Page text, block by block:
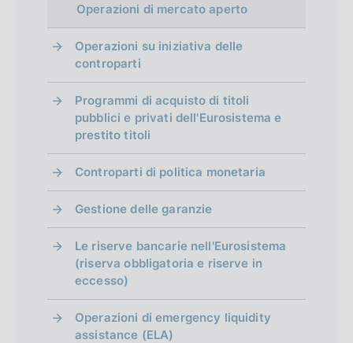
Operazioni di mercato aperto
Operazioni su iniziativa delle
controparti
Programmi di acquisto di titoli
pubblici e privati dell'Eurosistema e
prestito titoli
Controparti di politica monetaria
Gestione delle garanzie
Le riserve bancarie nell'Eurosistema
(riserva obbligatoria e riserve in
eccesso)
Operazioni di emergency liquidity
assistance (ELA)